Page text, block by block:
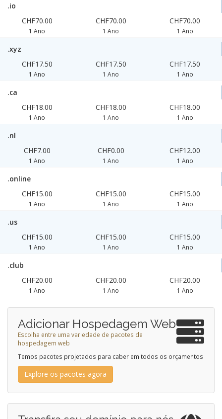
.io
CHF70.00
1 Ano
CHF70.00
1 Ano
CHF70.00
1 Ano
.xyz
CHF17.50
1 Ano
CHF17.50
1 Ano
CHF17.50
1 Ano
.ca
CHF18.00
1 Ano
CHF18.00
1 Ano
CHF18.00
1 Ano
.nl
CHF7.00
1 Ano
CHF0.00
1 Ano
CHF12.00
1 Ano
.online
CHF15.00
1 Ano
CHF15.00
1 Ano
CHF15.00
1 Ano
.us
CHF15.00
1 Ano
CHF15.00
1 Ano
CHF15.00
1 Ano
.club
CHF20.00
1 Ano
CHF20.00
1 Ano
CHF20.00
1 Ano
Adicionar Hospedagem Web
Escolha entre uma variedade de pacotes de
hospedagem web
Temos pacotes projetados para caber em todos os orçamentos
Explore os pacotes agora